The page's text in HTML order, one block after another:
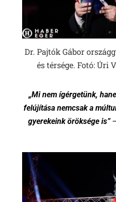
Dr. Pajtók Gábor
és térsége. Fotó: Úri
„Mi nem ígérgetünk,
felújítása nemcsak a
gyerekeink öröksége is”–